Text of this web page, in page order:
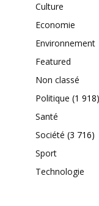
Culture
Economie
Environnement
Featured
Non classé
Politique (1 918)
Santé
Société (3 716)
Sport
Technologie